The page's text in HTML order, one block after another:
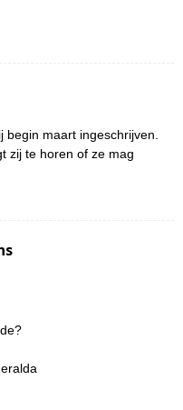
begin maart ingeschrijven.
zij te horen of ze mag